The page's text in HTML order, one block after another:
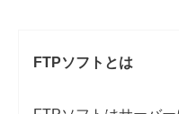
FTPソフトとは